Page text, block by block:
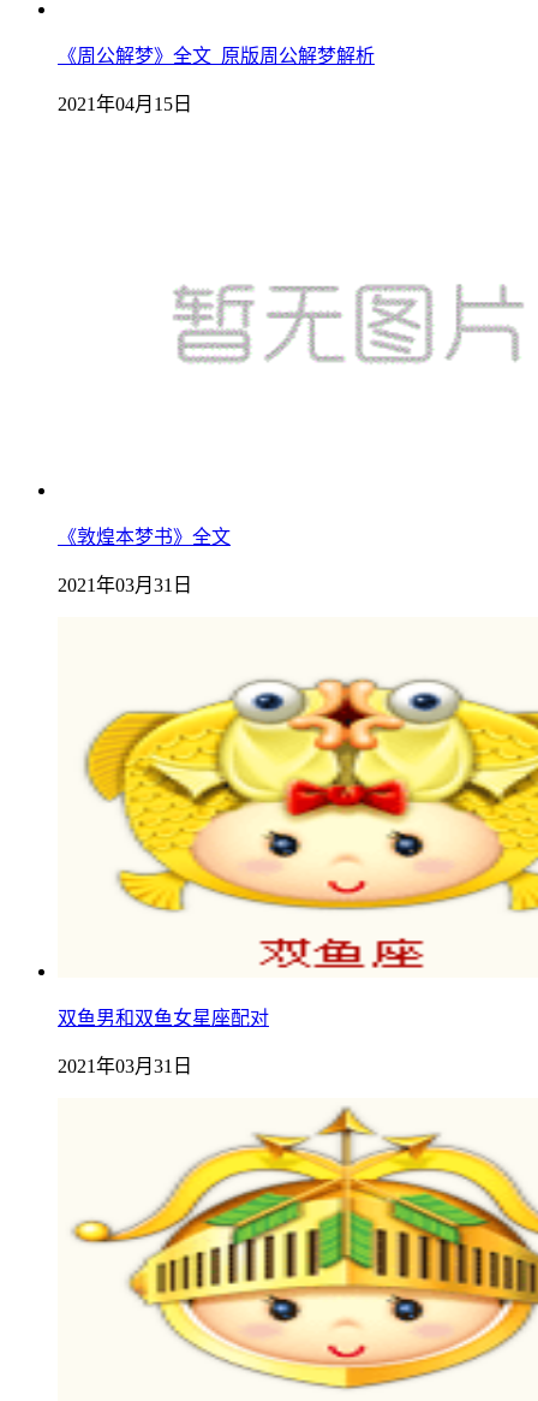
《周公解梦》全文_原版周公解梦解析
2021年04月15日
《敦煌本梦书》全文
2021年03月31日
双鱼男和双鱼女星座配对
2021年03月31日